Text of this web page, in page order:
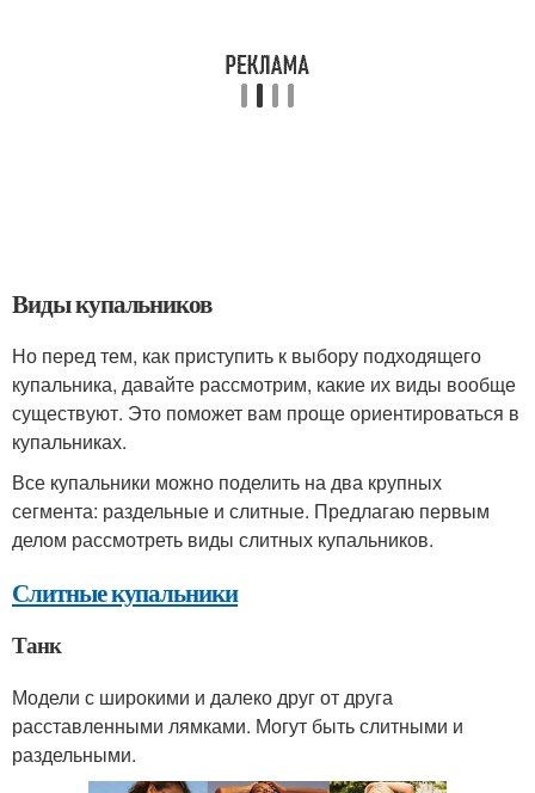
Виды купальников
Но перед тем, как приступить к выбору подходящего
купальника, давайте рассмотрим, какие их виды вообще
существуют. Это поможет вам проще ориентироваться в
купальниках.
Все купальники можно поделить на два крупных
сегмента: раздельные и слитные. Предлагаю первым
делом рассмотреть виды слитных купальников.
Слитные купальники
Танк
Модели с широкими и далеко друг от друга
расставленными лямками. Могут быть слитными и
раздельными.